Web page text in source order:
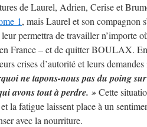
de Laurel, Adrien, Cerise et
1, mais Laurel et son compagnon
permettra de travailler n’importe
France – et de quitter BOULAX.
crises d’autorité et leurs demandes
ne tapons-nous pas du poing
avons tout à perdre. »Cette
la fatigue laissent place à un
avec la nourriture.